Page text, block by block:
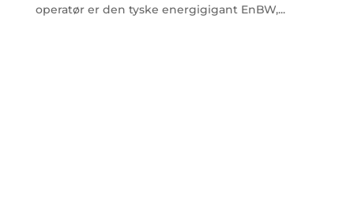
operatør er den tyske energigigant EnBW,...